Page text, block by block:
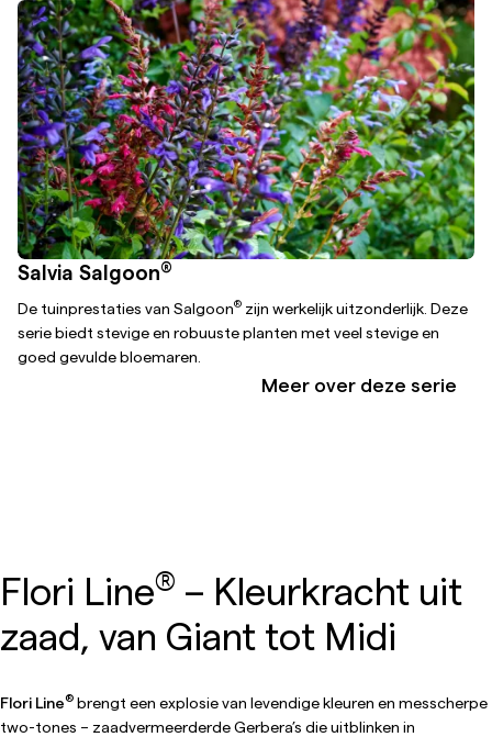
Salvia Salgoon®
De tuinprestaties van Salgoon® zijn werkelijk uitzonderlijk. Deze
serie biedt stevige en robuuste planten met veel stevige en
goed gevulde bloemaren.
Meer over deze serie
Flori Line® – Kleurkracht uit
zaad, van Giant tot Midi
Flori Line® brengt een explosie van levendige kleuren en messcherpe
two-tones – zaadvermeerderde Gerbera’s die uitblinken in